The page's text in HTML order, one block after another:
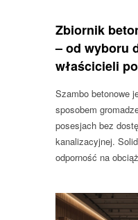
Zbiornik
– od wyboru
właścicieli
Szambo betonowe
sposobem
posesjach bez
kanalizacyjnej.
odporność na